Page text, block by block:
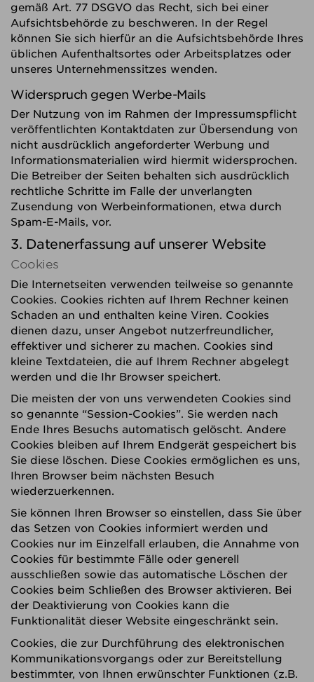
gemäß Art. 77 DSGVO das Recht, sich bei einer
Aufsichtsbehörde zu beschweren. In der Regel
können Sie sich hierfür an die Aufsichtsbehörde Ihres
üblichen Aufenthaltsortes oder Arbeitsplatzes oder
unseres Unternehmenssitzes wenden.
Widerspruch gegen Werbe-Mails
Der Nutzung von im Rahmen der Impressumspflicht
veröffentlichten Kontaktdaten zur Übersendung von
nicht ausdrücklich angeforderter Werbung und
Informationsmaterialien wird hiermit widersprochen.
Die Betreiber der Seiten behalten sich ausdrücklich
rechtliche Schritte im Falle der unverlangten
Zusendung von Werbeinformationen, etwa durch
Spam-E-Mails, vor.
3. Datenerfassung auf unserer Website
Cookies
Die Internetseiten verwenden teilweise so genannte
Cookies. Cookies richten auf Ihrem Rechner keinen
Schaden an und enthalten keine Viren. Cookies
dienen dazu, unser Angebot nutzerfreundlicher,
effektiver und sicherer zu machen. Cookies sind
kleine Textdateien, die auf Ihrem Rechner abgelegt
werden und die Ihr Browser speichert.
Die meisten der von uns verwendeten Cookies sind
so genannte “Session-Cookies”. Sie werden nach
Ende Ihres Besuchs automatisch gelöscht. Andere
Cookies bleiben auf Ihrem Endgerät gespeichert bis
Sie diese löschen. Diese Cookies ermöglichen es uns,
Ihren Browser beim nächsten Besuch
wiederzuerkennen.
Sie können Ihren Browser so einstellen, dass Sie über
das Setzen von Cookies informiert werden und
Cookies nur im Einzelfall erlauben, die Annahme von
Cookies für bestimmte Fälle oder generell
ausschließen sowie das automatische Löschen der
Cookies beim Schließen des Browser aktivieren. Bei
der Deaktivierung von Cookies kann die
Funktionalität dieser Website eingeschränkt sein.
Cookies, die zur Durchführung des elektronischen
Kommunikationsvorgangs oder zur Bereitstellung
bestimmter, von Ihnen erwünschter Funktionen (z.B.